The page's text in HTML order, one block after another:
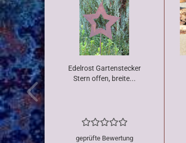
Edelrost Gartenstecker
Stern offen, breite...
geprüfte Bewertung